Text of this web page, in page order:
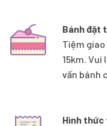
Bánh đặt
Tiệm
15km.
vấn bánh
Hình